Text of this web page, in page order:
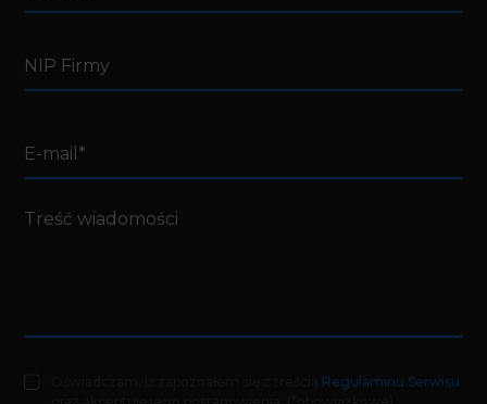
Regulaminu Serwisu